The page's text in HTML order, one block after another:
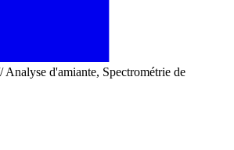
d'amiante, Spectrométrie de